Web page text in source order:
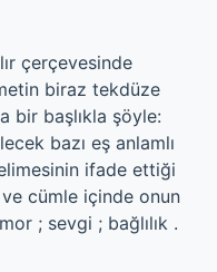
çerçevesinde
biraz tekdüze
bir başlıkla şöyle:
bazı eş anlamlı
ifade ettiği
cümle içinde onun
; sevgi ; bağlılık .